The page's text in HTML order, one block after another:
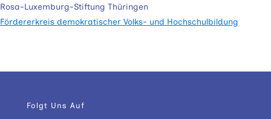
Rosa-Luxemburg-Stiftung Thüringen
Fördererkreis demokratischer Volks- und Hochschulbildung
Folgt Uns Auf